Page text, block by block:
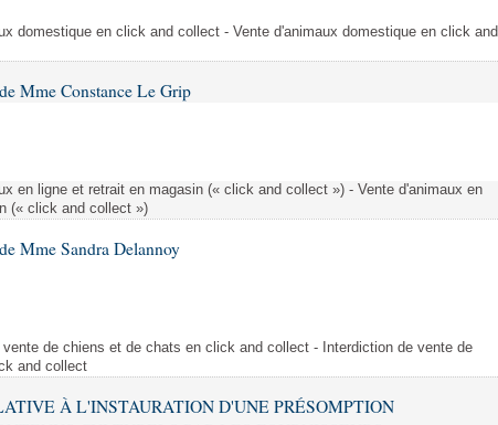
domestique en click and collect - Vente d'animaux domestique en click and
Mme Constance Le Grip
en ligne et retrait en magasin (« click and collect ») - Vente d'animaux en
(« click and collect »)
Mme Sandra Delannoy
de chiens et de chats en click and collect - Interdiction de vente de
and collect
À L'INSTAURATION D'UNE PRÉSOMPTION